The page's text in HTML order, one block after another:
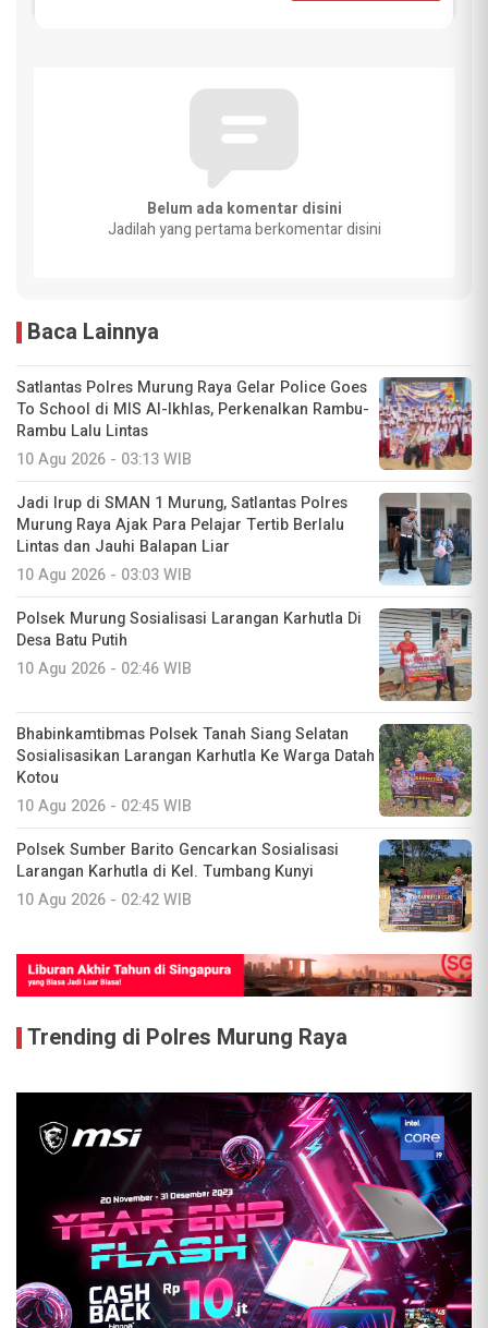
Belum ada komentar disini
Jadilah yang pertama berkomentar disini
Baca Lainnya
Satlantas Polres Murung Raya Gelar Police Goes
To School di MIS Al-Ikhlas, Perkenalkan Rambu-
Rambu Lalu Lintas
10 Agu 2026 - 03:13 WIB
Jadi Irup di SMAN 1 Murung, Satlantas Polres
Murung Raya Ajak Para Pelajar Tertib Berlalu
Lintas dan Jauhi Balapan Liar
10 Agu 2026 - 03:03 WIB
Polsek Murung Sosialisasi Larangan Karhutla Di
Desa Batu Putih
10 Agu 2026 - 02:46 WIB
Bhabinkamtibmas Polsek Tanah Siang Selatan
Sosialisasikan Larangan Karhutla Ke Warga Datah
Kotou
10 Agu 2026 - 02:45 WIB
Polsek Sumber Barito Gencarkan Sosialisasi
Larangan Karhutla di Kel. Tumbang Kunyi
10 Agu 2026 - 02:42 WIB
Trending di Polres Murung Raya